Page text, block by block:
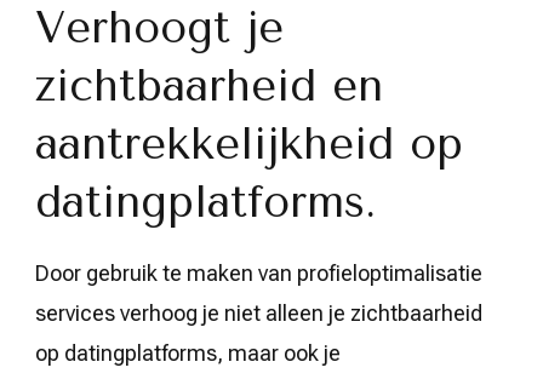
Verhoogt je
zichtbaarheid en
aantrekkelijkheid op
datingplatforms.
Door gebruik te maken van profieloptimalisatie
services verhoog je niet alleen je zichtbaarheid
op datingplatforms, maar ook je